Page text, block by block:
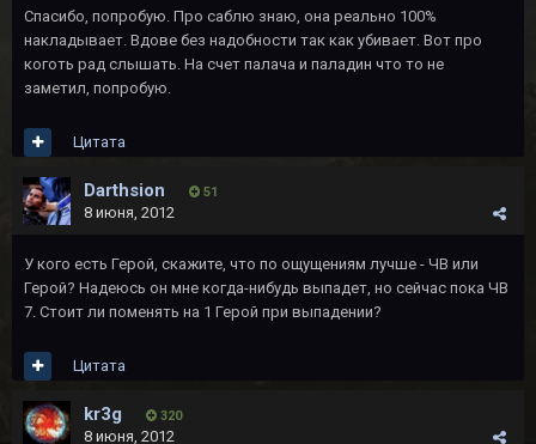
Спасибо, попробую. Про саблю знаю, она реально 100%
накладывает. Вдове без надобности так как убивает. Вот про
коготь рад слышать. На счет палача и паладин что то не
заметил, попробую.
Цитата
Darthsion 51
8 июня, 2012
У кого есть Герой, скажите, что по ощущениям лучше - ЧВ или
Герой? Надеюсь он мне когда-нибудь выпадет, но сейчас пока ЧВ
7. Стоит ли поменять на 1 Герой при выпадении?
Цитата
kr3g 320
8 июня, 2012